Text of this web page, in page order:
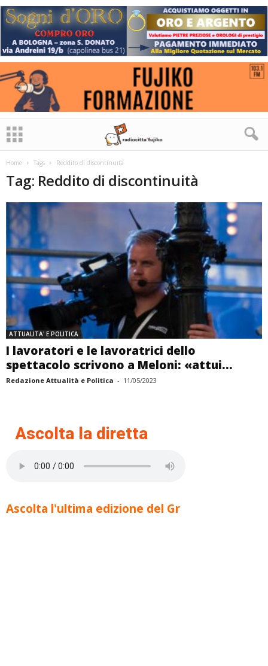
Home Tags Reddito di discontinuità
Tag: Reddito di discontinuità
ATTUALITA' E POLITICA
I lavoratori e le lavoratrici dello
spettacolo scrivono a Meloni: «attui...
Redazione Attualità e Politica - 11/05/2023
Ascolta la diretta
Ascolta l'ultima edizione del Gr